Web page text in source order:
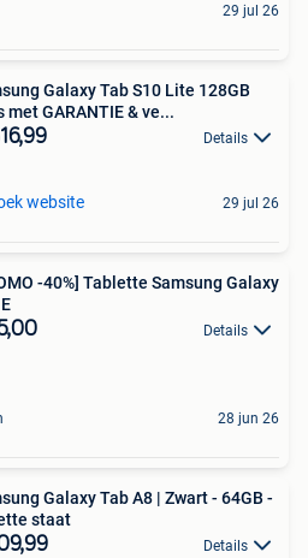
29 jul 26
Galaxy Tab S10 Lite 128GB
met GARANTIE & ve...
Details
website 29 jul 26
-40%] Tablette Samsung Galaxy
Details
28 jun 26
Galaxy Tab A8 | Zwart - 64GB -
staat
Details